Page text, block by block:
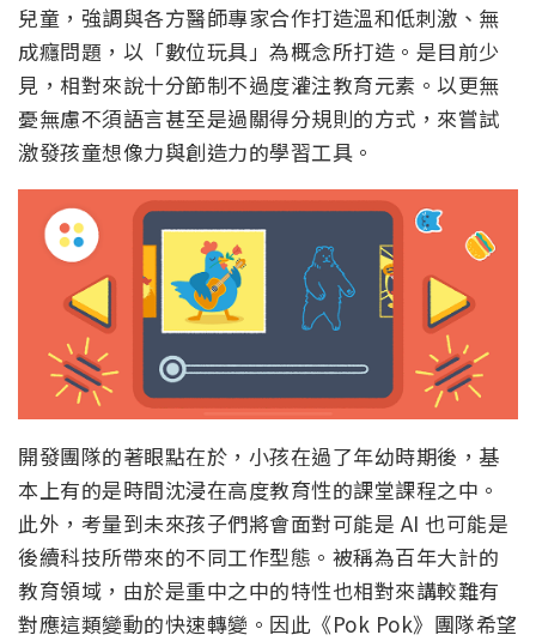
兒童，強調與各方醫師專家合作打造溫和低刺激、無
成癮問題，以「數位玩具」為概念所打造。是目前少
見，相對來說十分節制不過度灌注教育元素。以更無
憂無慮不須語言甚至是過關得分規則的方式，來嘗試
激發孩童想像力與創造力的學習工具。
開發團隊的著眼點在於，小孩在過了年幼時期後，基
本上有的是時間沈浸在高度教育性的課堂課程之中。
此外，考量到未來孩子們將會面對可能是 AI 也可能是
後續科技所帶來的不同工作型態。被稱為百年大計的
教育領域，由於是重中之中的特性也相對來講較難有
對應這類變動的快速轉變。因此《Pok Pok》團隊希望